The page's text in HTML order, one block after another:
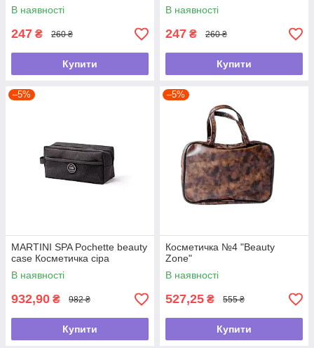
В наявності
247 ₴ 260 ₴
Купити
В наявності
247 ₴ 260 ₴
Купити
–5%
MARTINI SPA Pochette beauty
case Косметичка сіра
В наявності
932,90 ₴ 982 ₴
Купити
–5%
Косметичка №4 "Beauty
Zone"
В наявності
527,25 ₴ 555 ₴
Купити